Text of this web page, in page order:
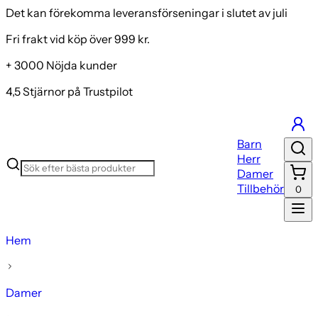
Det kan förekomma leveransförseningar i slutet av juli
Fri frakt vid köp över 999 kr.
+ 3000 Nöjda kunder
4,5 Stjärnor på Trustpilot
Barn
Herr
Damer
Tillbehör
0
Hem
Damer